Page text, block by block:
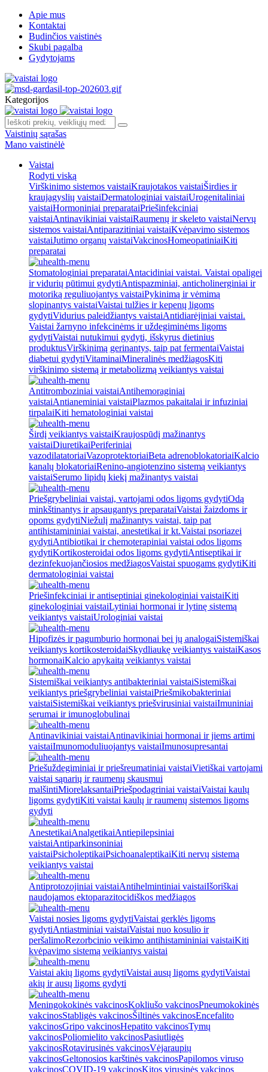
Apie mus
Kontaktai
Budinčios vaistinės
Skubi pagalba
Gydytojams
Kategorijos
Vaistinių sąrašas
Mano vaistinėlė
Vaistai
Rodyti viską
Virškinimo sistemos vaistaiKraujotakos vaistaiŠirdies ir
kraujagyslių vaistaiDermatologiniai vaistaiUrogenitaliniai
vaistaiHormoniniai preparataiPriešinfekciniai
vaistaiAntinavikiniai vaistaiRaumenų ir skeleto vaistaiNervų
sistemos vaistaiAntiparazitiniai vaistaiKvėpavimo sistemos
vaistaiJutimo organų vaistaiVakcinosHomeopatiniaiKiti
preparatai
Stomatologiniai preparataiAntacidiniai vaistai. Vaistai opaligei
ir vidurių pūtimui gydytiAntispazminiai, anticholinerginiai ir
motoriką reguliuojantys vaistaiPykinimą ir vėmimą
slopinantys vaistaiVaistai tulžies ir kepenų ligoms
gydytiVidurius paleidžiantys vaistaiAntidiarėjiniai vaistai.
Vaistai žarnyno infekcinėms ir uždegiminėms ligoms
gydytiVaistai nutukimui gydyti, išskyrus dietinius
produktusVirškinimą gerinantys, taip pat fermentaiVaistai
diabetui gydytiVitaminaiMineralinės medžiagosKiti
virškinimo sistemą ir metabolizmą veikiantys vaistai
Antitromboziniai vaistaiAntihemoraginiai
vaistaiAntianeminiai vaistaiPlazmos pakaitalai ir infuziniai
tirpalaiKiti hematologiniai vaistai
Širdį veikiantys vaistaiKraujospūdį mažinantys
vaistaiDiuretikaiPeriferiniai
vazodilatatoriaiVazoprotektoriaiBeta adrenoblokatoriaiKalcio
kanalų blokatoriaiRenino-angiotenzino sistemą veikiantys
vaistaiSerumo lipidų kiekį mažinantys vaistai
Priešgrybeliniai vaistai, vartojami odos ligoms gydytiOdą
minkštinantys ir apsaugantys preparataiVaistai žaizdoms ir
opoms gydytiNiežulį mažinantys vaistai, taip pat
antihistamininiai vaistai, anestetikai ir kt.Vaistai psoriazei
gydytiAntibiotikai ir chemoterapiniai vaistai odos ligoms
gydytiKortikosteroidai odos ligoms gydytiAntiseptikai ir
dezinfekuojančiosios medžiagosVaistai spuogams gydytiKiti
dermatologiniai vaistai
Priešinfekciniai ir antiseptiniai ginekologiniai vaistaiKiti
ginekologiniai vaistaiLytiniai hormonai ir lytinę sistemą
veikiantys vaistaiUrologiniai vaistai
Hipofizės ir pagumburio hormonai bei jų analogaiSistemiškai
veikiantys kortikosteroidaiSkydliaukę veikiantys vaistaiKasos
hormonaiKalcio apykaitą veikiantys vaistai
Sistemiškai veikiantys antibakteriniai vaistaiSistemiškai
veikiantys priešgrybeliniai vaistaiPriešmikobakteriniai
vaistaiSistemiškai veikiantys priešvirusiniai vaistaiImuniniai
serumai ir imunoglobulinai
Antinavikiniai vaistaiAntinavikiniai hormonai ir jiems artimi
vaistaiImunomoduliuojantys vaistaiImunosupresantai
Priešuždegiminiai ir priešreumatiniai vaistaiVietiškai vartojami
vaistai sąnarių ir raumenų skausmui
malšintiMiorelaksantaiPriešpodagriniai vaistaiVaistai kaulų
ligoms gydytiKiti vaistai kaulų ir raumenų sistemos ligoms
gydyti
AnestetikaiAnalgetikaiAntiepilepsiniai
vaistaiAntiparkinsoniniai
vaistaiPsicholeptikaiPsichoanaleptikaiKiti nervų sistemą
veikiantys vaistai
Antiprotozojiniai vaistaiAntihelmintiniai vaistaiIšoriškai
naudojamos ektoparazitocidiškos medžiagos
Vaistai nosies ligoms gydytiVaistai gerklės ligoms
gydytiAntiastminiai vaistaiVaistai nuo kosulio ir
peršalimoRezorbcinio veikimo antihistamininiai vaistaiKiti
kvėpavimo sistemą veikiantys vaistai
Vaistai akių ligoms gydytiVaistai ausų ligoms gydytiVaistai
akių ir ausų ligoms gydyti
Meningokokinės vakcinosKokliušo vakcinosPneumokokinės
vakcinosStabligės vakcinosŠiltinės vakcinosEncefalito
vakcinosGripo vakcinosHepatito vakcinosTymų
vakcinosPoliomielito vakcinosPasiutligės
vakcinosRotavirusinės vakcinosVėjaraupių
vakcinosGeltonosios karštinės vakcinosPapilomos viruso
vakcinosCOVID-19 vakcinosKitos virusinės vakcinos